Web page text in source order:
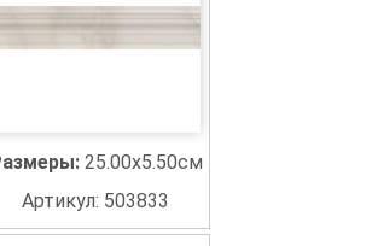
25.00x5.50см
Артикул: 503833